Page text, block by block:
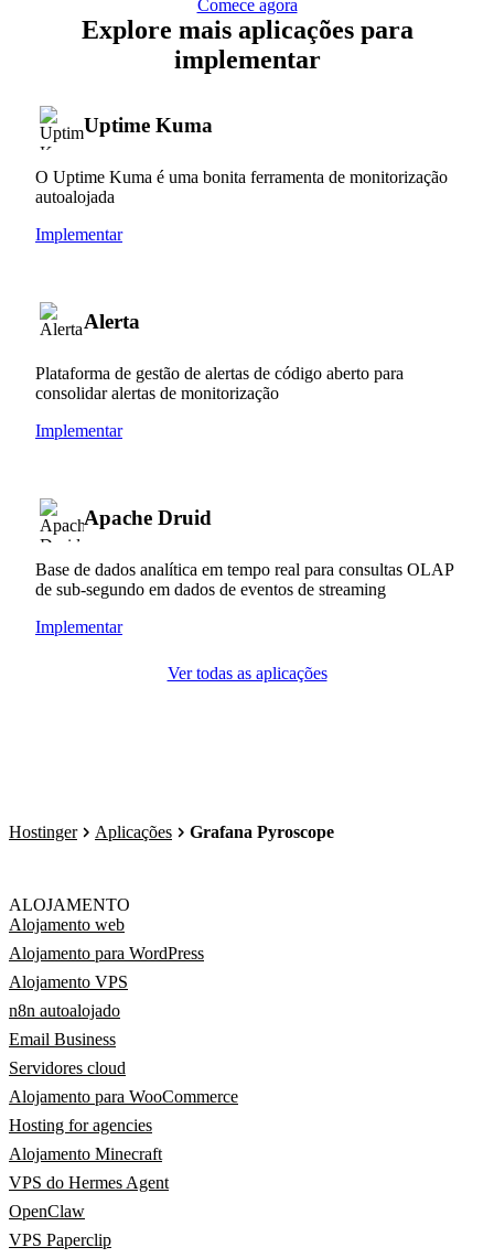
Comece agora
Explore mais aplicações para
implementar
Uptime Kuma
O Uptime Kuma é uma bonita ferramenta de monitorização
autoalojada
Implementar
Alerta
Plataforma de gestão de alertas de código aberto para
consolidar alertas de monitorização
Implementar
Apache Druid
Base de dados analítica em tempo real para consultas OLAP
de sub-segundo em dados de eventos de streaming
Implementar
Ver todas as aplicações
Hostinger Aplicações Grafana Pyroscope
ALOJAMENTO
Alojamento web
Alojamento para WordPress
Alojamento VPS
n8n autoalojado
Email Business
Servidores cloud
Alojamento para WooCommerce
Hosting for agencies
Alojamento Minecraft
VPS do Hermes Agent
OpenClaw
VPS Paperclip